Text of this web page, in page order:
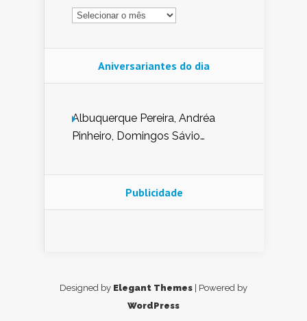
Arquivo
Aniversariantes do dia
Albuquerque Pereira, Andréa
Pinheiro, Domingos Sávio
Nunes de Sena, Fátima Peixoto,
Glória Pereira, Kátia Mesel,
Publicidade
Designed by Elegant Themes | Powered by
WordPress